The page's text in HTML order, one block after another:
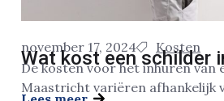
november 17, 2024 Kosten
Wat kost een schilder
De kosten voor het inhuren van
Maastricht variëren afhankelijk